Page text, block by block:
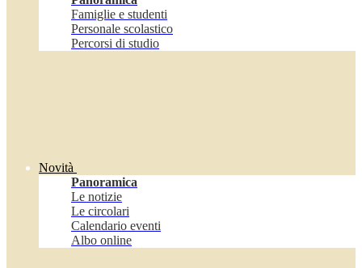
Famiglie e studenti
Personale scolastico
Percorsi di studio
Novità
Panoramica
Le notizie
Le circolari
Calendario eventi
Albo online